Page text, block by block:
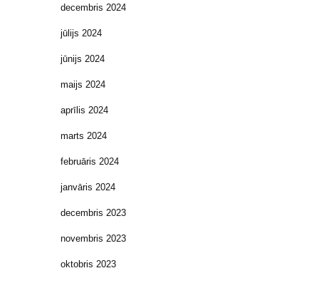
decembris 2024
jūlijs 2024
jūnijs 2024
maijs 2024
aprīlis 2024
marts 2024
februāris 2024
janvāris 2024
decembris 2023
novembris 2023
oktobris 2023